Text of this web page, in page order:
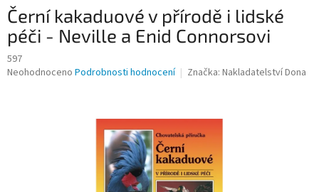
Černí kakaduové v přírodě i lidské
péči - Neville a Enid Connorsovi
597
Průměrné
Neohodnoceno Podrobnosti hodnocení Značka: Nakladatelství Dona